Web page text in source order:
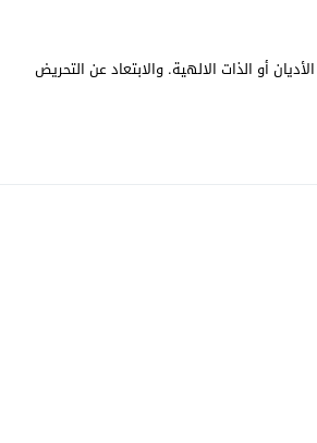
أو الذات الالهية. والابتعاد عن التحريض